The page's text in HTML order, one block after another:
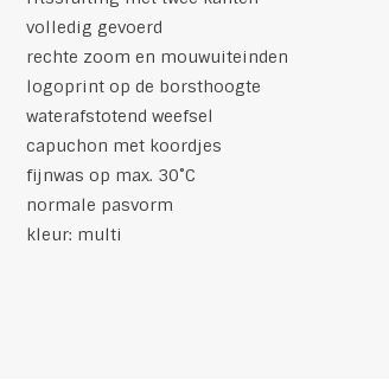
volledig gevoerd
rechte zoom en mouwuiteinden
logoprint op de borsthoogte
waterafstotend weefsel
capuchon met koordjes
fijnwas op max. 30˚C
normale pasvorm
kleur: multi